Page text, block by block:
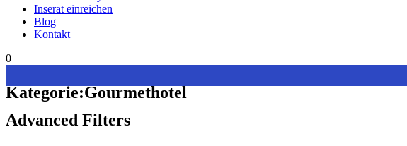
Inserat einreichen
Blog
Kontakt
0
Kategorie:Gourmethotel
Advanced Filters